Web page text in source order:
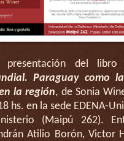
del libro
Paraguay como
la región, de Sonia
hs. en la sede EDENA-
(Maipú 262).
Atilio Borón, Victor